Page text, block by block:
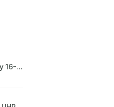
Ochranná hadica pre trubky 16-18mm - červená